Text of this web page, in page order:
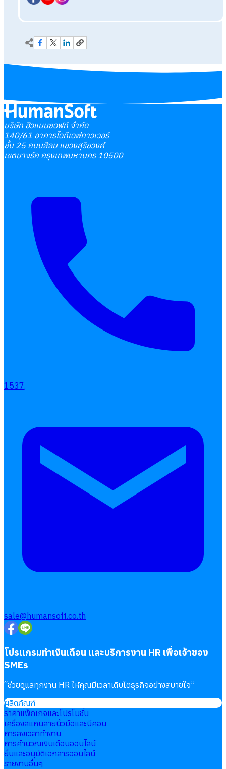
เลือกหัวข้อที่คุณสนใจ
โปรแกรมบริหารงานบุคคล
การคิดเงินเดือน
เอกสารออนไลน์
บริษัท ฮิวแมนซอฟท์ จำกัด
140/61 อาคารไอทีเอฟทาวเวอร์
ชั้น 25 ถนนสีลม แขวงสุริยวงศ์
เขตบางรัก กรุงเทพมหานคร 10500
1537,
sale@humansoft.co.th
โปรแกรมทำเงินเดือน และบริการงาน HR เพื่อเจ้าของ
SMEs
“ช่วยดูแลทุกงาน HR ให้คุณมีเวลาเติบโตธุรกิจอย่างสบายใจ”
ผลิตภัณฑ์
ราคาแพ็กเกจและโปรโมชั่น
เครื่องสแกนลายนิ้วมือและบีคอน
การลงเวลาทำงาน
การคำนวณเงินเดือนออนไลน์
ยื่นและอนุมัติเอกสารออนไลน์
รายงานอื่นๆ